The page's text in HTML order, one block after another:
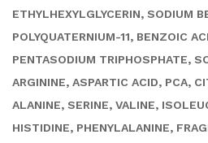
ETHYLHEXYLGLYCERIN, SODIUM
POLYQUATERNIUM-11, BENZOIC
PENTASODIUM TRIPHOSPHATE,
ARGININE, ASPARTIC ACID, PCA,
ALANINE, SERINE, VALINE,
HISTIDINE, PHENYLALANINE,